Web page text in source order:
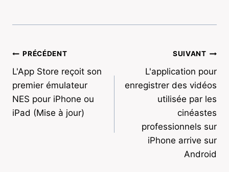
Navigation
de
l’article
PRÉCÉDENT
L'App Store reçoit son
premier émulateur
NES pour iPhone ou
iPad (Mise à jour)
SUIVANT
L'application pour
enregistrer des vidéos
utilisée par les
cinéastes
professionnels sur
iPhone arrive sur
Android